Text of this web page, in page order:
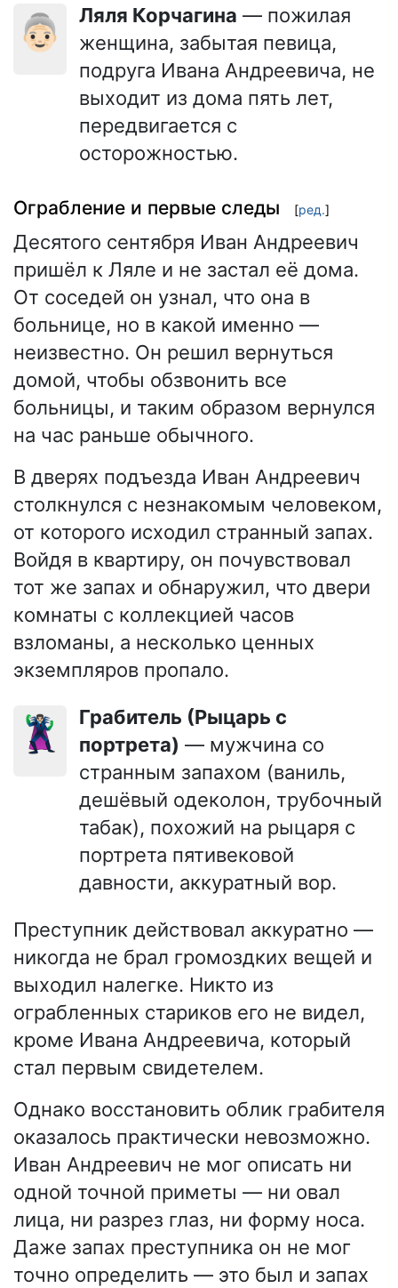
👵🏻 Ляля Корчагина — пожилая
женщина, забытая певица,
подруга Ивана Андреевича, не
выходит из дома пять лет,
передвигается с
осторожностью.
Ограбление и первые следы [ред.]
Десятого сентября Иван Андреевич
пришёл к Ляле и не застал её дома.
От соседей он узнал, что она в
больнице, но в какой именно —
неизвестно. Он решил вернуться
домой, чтобы обзвонить все
больницы, и таким образом вернулся
на час раньше обычного.
В дверях подъезда Иван Андреевич
столкнулся с незнакомым человеком,
от которого исходил странный запах.
Войдя в квартиру, он почувствовал
тот же запах и обнаружил, что двери
комнаты с коллекцией часов
взломаны, а несколько ценных
экземпляров пропало.
🦹🏻‍♂️
Грабитель (Рыцарь с
портрета) — мужчина со
странным запахом (ваниль,
дешёвый одеколон, трубочный
табак), похожий на рыцаря с
портрета пятивековой
давности, аккуратный вор.
Преступник действовал аккуратно —
никогда не брал громоздких вещей и
выходил налегке. Никто из
ограбленных стариков его не видел,
кроме Ивана Андреевича, который
стал первым свидетелем.
Однако восстановить облик грабителя
оказалось практически невозможно.
Иван Андреевич не мог описать ни
одной точной приметы — ни овал
лица, ни разрез глаз, ни форму носа.
Даже запах преступника он не мог
точно определить — это был и запах